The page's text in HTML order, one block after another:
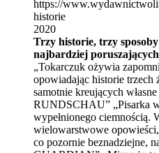
https://
historie
2020
Trzy historie, trzy
najbardziej
„Tokarczuk ożywia
opowiadając historie
samotnie kreujących
RUNDSCHAU” „Pisarka
wypełnionego ciemnością.
wielowarstwowe
co pozornie beznadziejne,